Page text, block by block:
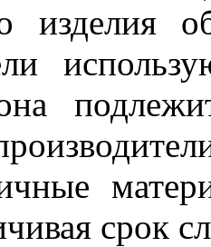
изделия
срок